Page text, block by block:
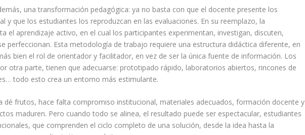
una transformación pedagógica: ya no basta con que el docente presente los
y que los estudiantes los reproduzcan en las evaluaciones. En su reemplazo, la
el aprendizaje activo, en el cual los participantes experimentan, investigan, discuten,
perfeccionan. Esta metodología de trabajo requiere una estructura didáctica diferente, en
bien el rol de orientador y facilitador, en vez de ser la única fuente de información. Los
otra parte, tienen que adecuarse: prototipado rápido, laboratorios abiertos, rincones de
todo esto crea un entorno más estimulante.
dé frutos, hace falta compromiso institucional, materiales adecuados, formación docente y
maduren. Pero cuando todo se alinea, el resultado puede ser espectacular, estudiantes
que comprenden el ciclo completo de una solución, desde la idea hasta la